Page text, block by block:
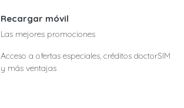
Recargar móvil
Las mejores promociones
Acceso a ofertas especiales, créditos doctorSIM
y más ventajas